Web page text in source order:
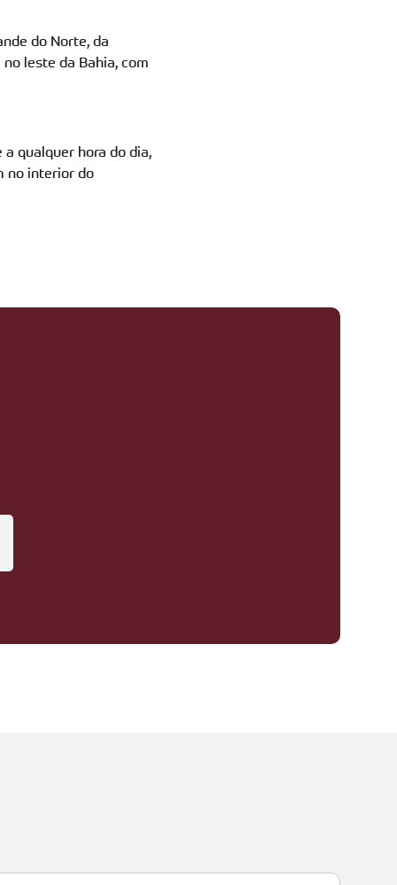
do Norte, da
leste da Bahia, com
qualquer hora do dia,
no interior do